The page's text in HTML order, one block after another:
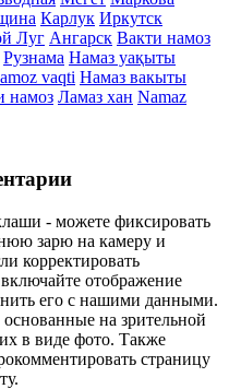
Карлук Иркутск
Луг Ангарск Вакти намоз
Рузнама Намаз уақыты
vaqti Намаз вакыты
намоз Ламаз хан Namaz
- можете фиксировать
зарю на камеру и
корректировать
отображение
его с нашими данными.
на зрительной
в виде фото. Также
страницу